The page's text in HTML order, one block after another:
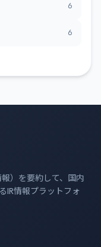
6
6
）を要約して、国内
IR情報プラットフォ